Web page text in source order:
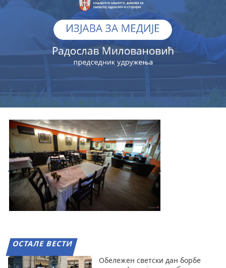
ОСТАЛЕ ВЕСТИ
Обележен светски дан борбе